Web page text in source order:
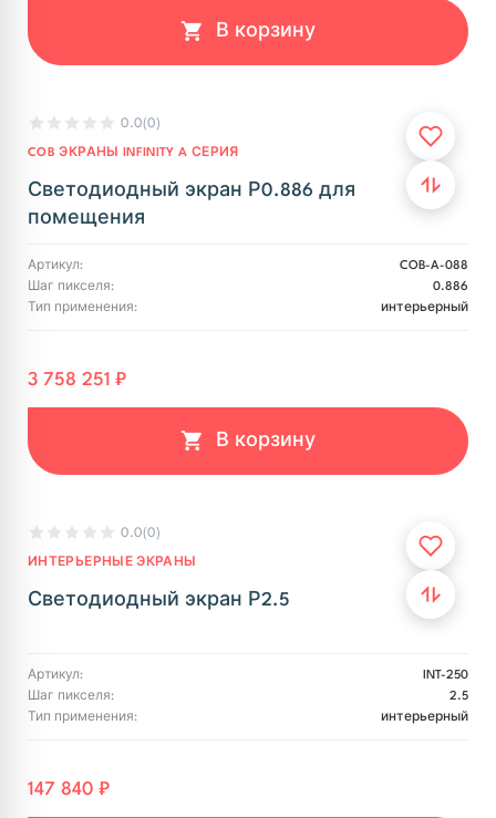
В корзину
0.0(0)
COB ЭКРАНЫ INFINITY A СЕРИЯ
Светодиодный экран Р0.886 для
помещения
Артикул:
COB-A-088
Шаг пикселя:
0.886
Тип применения:
интерьерный
3 758 251 ₽
В корзину
0.0(0)
ИНТЕРЬЕРНЫЕ ЭКРАНЫ
Светодиодный экран Р2.5
Артикул:
INT-250
Шаг пикселя:
2.5
Тип применения:
интерьерный
147 840 ₽